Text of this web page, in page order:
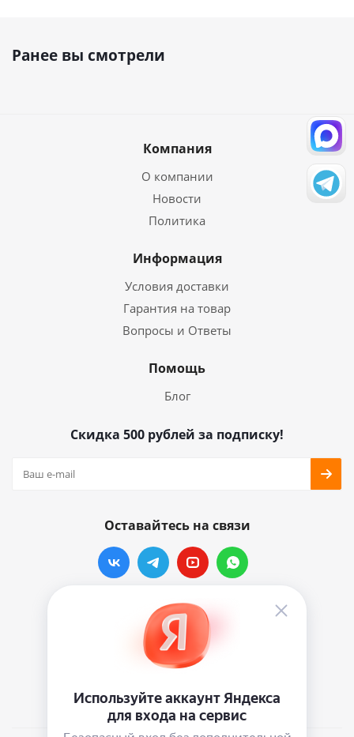
Ранее вы смотрели
Компания
О компании
Новости
Политика
Информация
Условия доставки
Гарантия на товар
Вопросы и Ответы
Помощь
Блог
Скидка 500 рублей за подписку!
Оставайтесь на связи
Наши контакты
info@vinylmarkt.ru